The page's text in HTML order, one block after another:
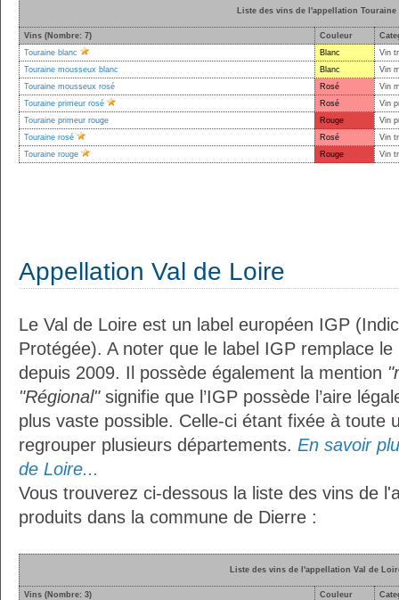
Liste des vins de l'appellation Touraine
Vins (Nombre: 7) Couleur
Touraine blanc
Blanc
Vin
Touraine mousseux blanc
Blanc
Vin
Touraine mousseux rosé
Rosé
Vin
Touraine primeur rosé
Rosé
Vin
Touraine primeur rouge
Rouge
Vin
Touraine rosé
Rosé
Vin
Touraine rouge
Rouge Vin
Appellation Val de Loire
Le Val de Loire est un label européen IGP
Protégée). A noter que le label IGP remplace
depuis 2009. Il possède également la mention
"Régional"signifie que l’IGP possède l’aire
plus vaste possible. Celle-ci étant fixée à toute
regrouper plusieurs départements. En savoir
de Loire...
Vous trouverez ci-dessous la liste des vins de
produits dans la commune de Dierre :
Liste des vins de l'appellation Val de
Vins (Nombre: 3) Couleur